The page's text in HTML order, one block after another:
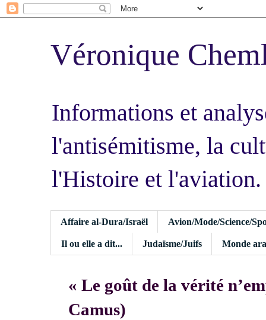
Véronique
Informations et
l'antisémitisme, la
l'Histoire et l'aviation.
Affaire al-Dura/Israël Avion/Mode/Science/
Il ou elle a dit... Judaïsme/Juifs Monde
« Le goût de la vérité
Camus)